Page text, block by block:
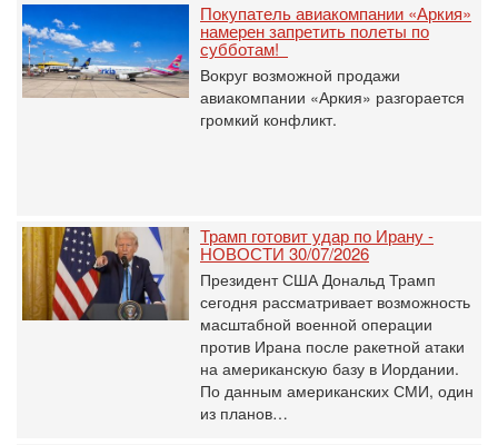
Покупатель авиакомпании «Аркия»
намерен запретить полеты по
субботам!
Вокруг возможной продажи
авиакомпании «Аркия» разгорается
громкий конфликт.
Трамп готовит удар по Ирану -
НОВОСТИ 30/07/2026
Президент США Дональд Трамп
сегодня рассматривает возможность
масштабной военной операции
против Ирана после ракетной атаки
на американскую базу в Иордании.
По данным американских СМИ, один
из планов…